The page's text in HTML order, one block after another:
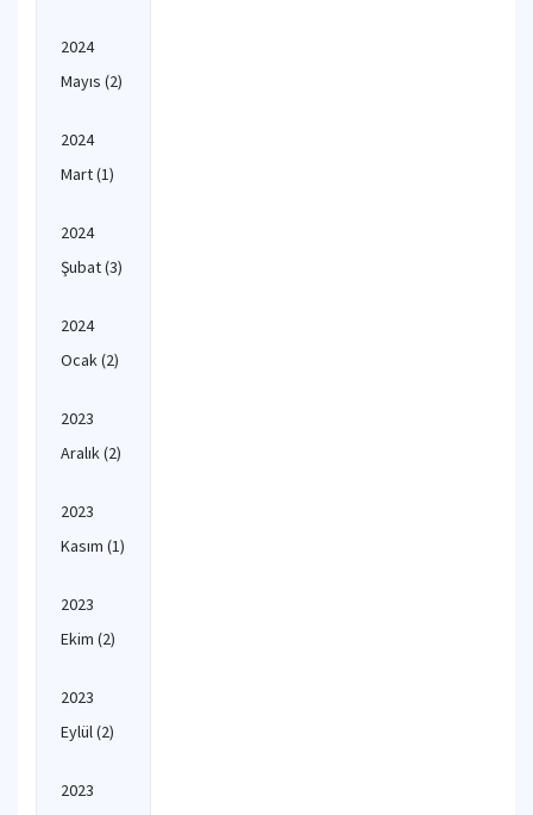
2024
Mayıs (2)
2024
Mart(1)
2024
Şubat(3)
2024
Ocak(2)
2023
Aralık(2)
2023
Kasım (1)
2023
Ekim (2)
2023
Eylül(2)
2023